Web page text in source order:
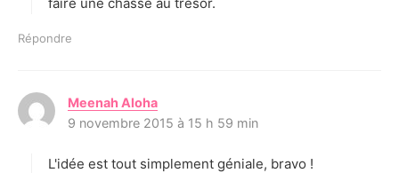
Répondre
Meenah Aloha
i
:
9 novembre 2015 à 15 h 59 min
L'idée est tout simplement géniale, bravo !